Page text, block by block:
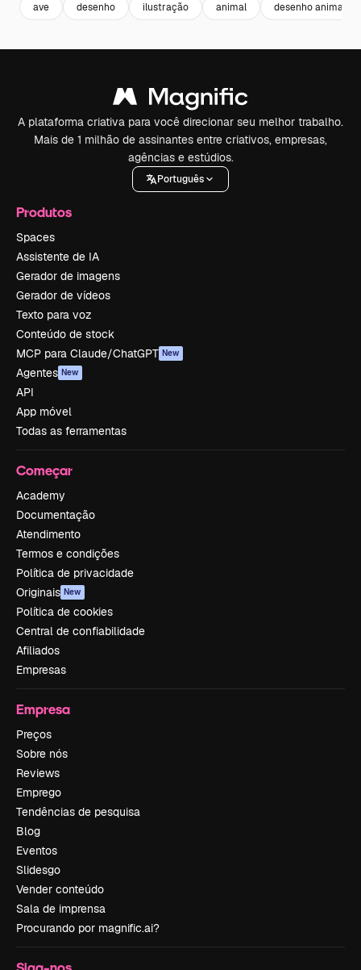
ave desenho ilustração animal desenho animado
A plataforma criativa para você direcionar seu melhor trabalho.
Mais de 1 milhão de assinantes entre criativos, empresas,
agências e estúdios.
Português
Produtos
Spaces
Assistente de IA
Gerador de imagens
Gerador de vídeos
Texto para voz
Conteúdo de stock
MCP para Claude/ChatGPT New
Agentes New
API
App móvel
Todas as ferramentas
Começar
Academy
Documentação
Atendimento
Termos e condições
Política de privacidade
Originais New
Política de cookies
Central de confiabilidade
Afiliados
Empresas
Empresa
Preços
Sobre nós
Reviews
Emprego
Tendências de pesquisa
Blog
Eventos
Slidesgo
Vender conteúdo
Sala de imprensa
Procurando por magnific.ai?